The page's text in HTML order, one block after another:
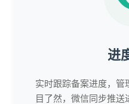
进
实时跟踪备案进度，管
目了然，微信同步推